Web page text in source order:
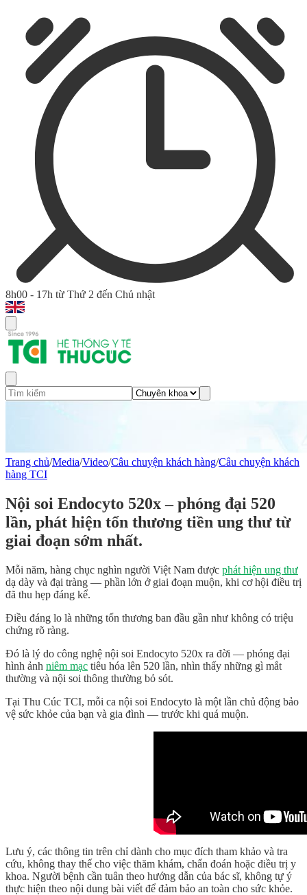
8h00 - 17h từ Thứ 2 đến Chủ nhật
Trang chủ/Media/Video/Câu chuyện khách hàng/Câu chuyện khách
hàng TCI
Nội soi Endocyto 520x – phóng đại 520
lần, phát hiện tổn thương tiền ung thư từ
giai đoạn sớm nhất.
Mỗi năm, hàng chục nghìn người Việt Nam được phát hiện ung thư
dạ dày và đại tràng — phần lớn ở giai đoạn muộn, khi cơ hội điều trị
đã thu hẹp đáng kể.
Điều đáng lo là những tổn thương ban đầu gần như không có triệu
chứng rõ ràng.
Đó là lý do công nghệ nội soi Endocyto 520x ra đời — phóng đại
hình ảnh niêm mạc tiêu hóa lên 520 lần, nhìn thấy những gì mắt
thường và nội soi thông thường bỏ sót.
Tại Thu Cúc TCI, mỗi ca nội soi Endocyto là một lần chủ động bảo
vệ sức khỏe của bạn và gia đình — trước khi quá muộn.
Lưu ý, các thông tin trên chỉ dành cho mục đích tham khảo và tra
cứu, không thay thế cho việc thăm khám, chẩn đoán hoặc điều trị y
khoa. Người bệnh cần tuân theo hướng dẫn của bác sĩ, không tự ý
thực hiện theo nội dung bài viết để đảm bảo an toàn cho sức khỏe.